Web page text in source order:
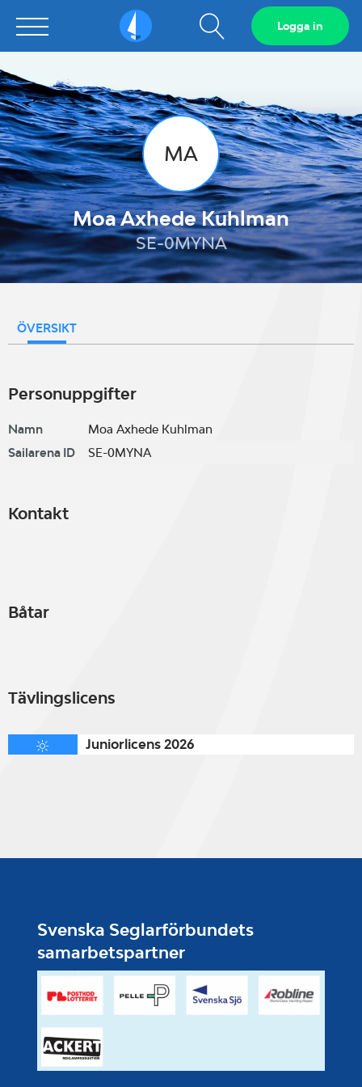
Sailarena Visa
sökfält
Logga in
MA
Moa Axhede Kuhlman
SE-0MYNA
ÖVERSIKT
Personuppgifter
Namn
Moa Axhede Kuhlman
Sailarena ID
SE-0MYNA
Kontakt
Båtar
Tävlingslicens
Juniorlicens 2026
Svenska Seglarförbundets
samarbetspartner